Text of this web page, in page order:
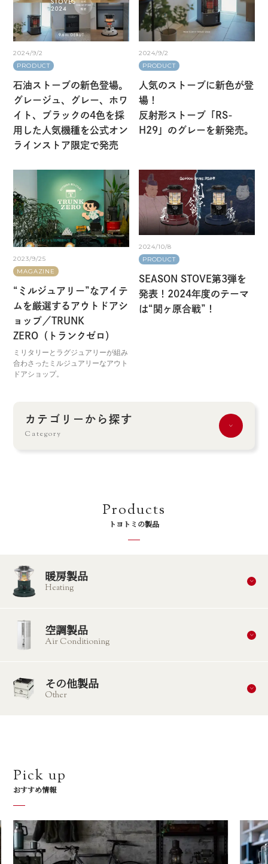
2024/9/2
PRODUCT
石油ストーブの新色登場。
グレージュ、グレー、ホワ
イト、ブラックの4色を採
用した人気機種を公式オン
ラインストア限定で発売
2024/9/2
PRODUCT
人気のストーブに新色が登
場！
反射形ストーブ「RS-
H29」のグレーを新発売。
2023/9/25
MAGAZINE
“ミルジュアリー”なアイテ
ムを厳選するアウトドアシ
ョップ／TRUNK
ZERO（トランクゼロ）
ミリタリーとラグジュアリーが組み
合わさったミルジュアリーなアウト
ドアショップ。
2024/10/8
PRODUCT
SEASON STOVE第3弾を
発表！2024年度のテーマ
は“関ヶ原合戦”！
カテゴリーから探す
Category
Products
トヨトミの製品
暖房製品
Heating
空調製品
Air Conditioning
その他製品
Other
Pick up
おすすめ情報